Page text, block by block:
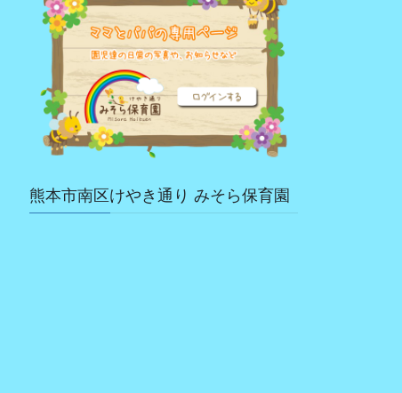
熊本市南区けやき通り みそら保育園